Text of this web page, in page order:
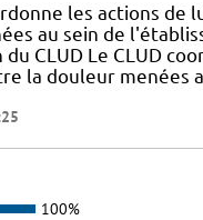
les actions de
au sein de
CLUD Le CLUD
la douleur menées
100%